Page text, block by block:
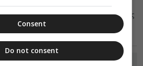
για την δημιουργία Πνευματικού
Ιερού Προσκυνήματος της Γεννήσεως
Consent
Do not consent